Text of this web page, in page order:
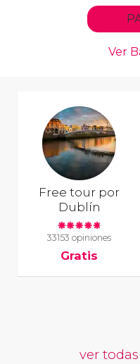
Free tour por
Dublín
33153 opiniones
Gratis
ver